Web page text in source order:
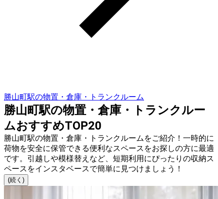
勝山町駅の物置・倉庫・トランクルーム
勝山町駅の物置・倉庫・トランクルー
ムおすすめTOP20
勝山町駅の物置・倉庫・トランクルームをご紹介！一時的に
荷物を安全に保管できる便利なスペースをお探しの方に最適
です。引越しや模様替えなど、短期利用にぴったりの収納ス
ペースをインスタベースで簡単に見つけましょう！
(続く)